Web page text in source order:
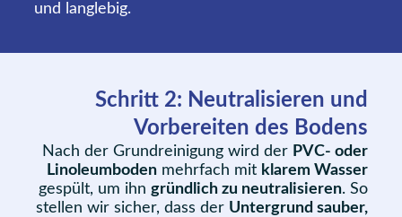
und langlebig.
Schritt 2: Neutralisieren und
Vorbereiten des Bodens
Nach der Grundreinigung wird der PVC- oder
Linoleumboden mehrfach mit klarem Wasser
gespült, um ihn gründlich zu neutralisieren. So
stellen wir sicher, dass der Untergrund sauber,